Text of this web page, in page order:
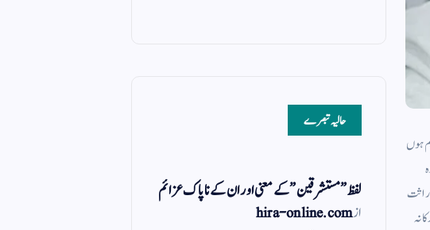
ہوں
نہ
حالیہ تبصرے
لفظ ” مستشرقین ” کے معنی اور ان کے نا پاک عزائم
ازhira-online.com